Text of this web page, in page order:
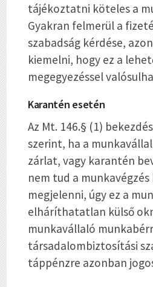
tájékoztatni köteles a
Gyakran felmerül a
szabadságkérdése,
kiemelni, hogy ez a
megegyezéssel
Karantén esetén
Az Mt. 146.§ (1)
szerint, ha a
zárlat, vagy karantén
nem tud a munkavégzés
megjelenni, úgy ez a
elháríthatatlan külső
munkavállaló
társadalombiztosítási
táppénzre azonban